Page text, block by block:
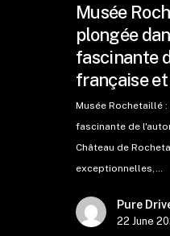
Musée
plongée
fascinante
française
Musée Rochetaillé
fascinante de
Château de
exceptionnelles,…
Pure
22 June